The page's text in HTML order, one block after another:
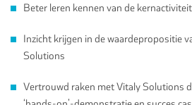
Beter leren kennen van de
Inzicht krijgen in de waardepropositie
Solutions
Vertrouwd raken met Vitaly Solutions